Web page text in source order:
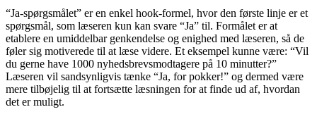
“Ja-spørgsmålet” er en enkel hook-formel, hvor den første linje er et
spørgsmål, som læseren kun kan svare “Ja” til. Formålet er at
etablere en umiddelbar genkendelse og enighed med læseren, så de
føler sig motiverede til at læse videre. Et eksempel kunne være: “Vil
du gerne have 1000 nyhedsbrevsmodtagere på 10 minutter?”
Læseren vil sandsynligvis tænke “Ja, for pokker!” og dermed være
mere tilbøjelig til at fortsætte læsningen for at finde ud af, hvordan
det er muligt.